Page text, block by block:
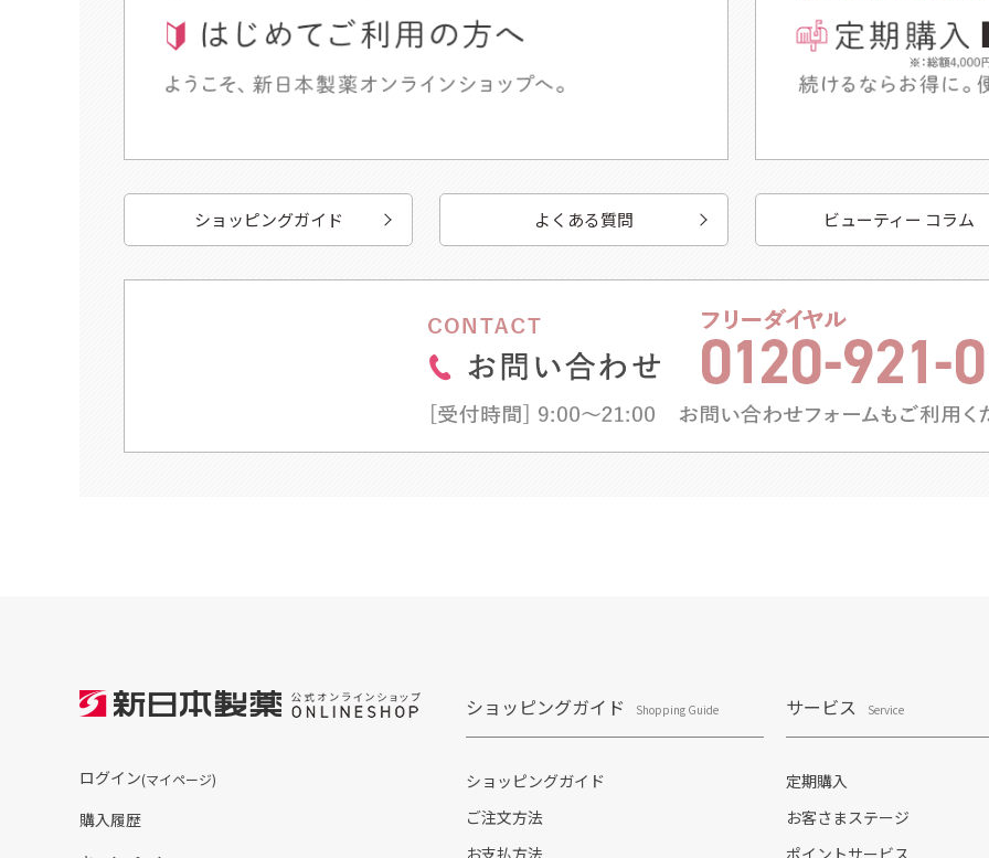
ショッピングガイド よくある質問 ビューティー コラム
ログイン(マイページ)
購入履歴
ショッピングガイド Shopping Guide
ショッピングガイド
ご注文方法
お支払方法
サービス Service
定期購入
お客さまステージ
ポイントサービス